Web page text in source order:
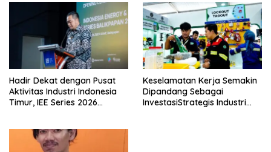
Hadir Dekat dengan Pusat
Aktivitas Industri Indonesia
Timur, IEE Series 2026
Keselamatan Kerja Semakin
Dipandang Sebagai
InvestasiStrategis Industri